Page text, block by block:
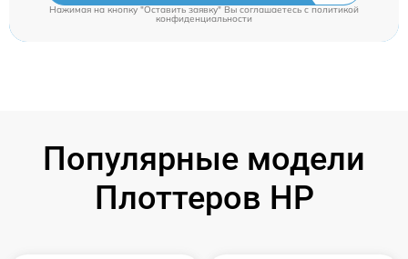
Нажимая на кнопку "Оставить заявку" Вы соглашаетесь cполитикой
конфиденциальности
Популярные модели
Плоттеров HP